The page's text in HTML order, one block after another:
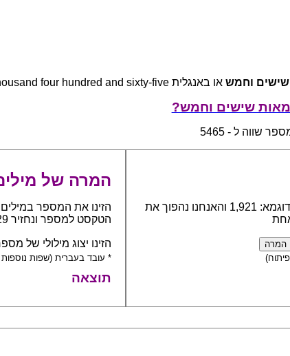
וחמש או באנגלית five thousand four hundred and sixty-five
שישים וחמש?
שווה ל - 5465
כתבו את המספר אותו יש להפוך למילים, לדוגמא: 1,921 והאנחנו נהפוך את
המרה של
הזינו את המספר
הטקסט למספר ונחזיר 329
הזינו יצוג מילולי של
* עובד בעברית (שפות
תוצאה